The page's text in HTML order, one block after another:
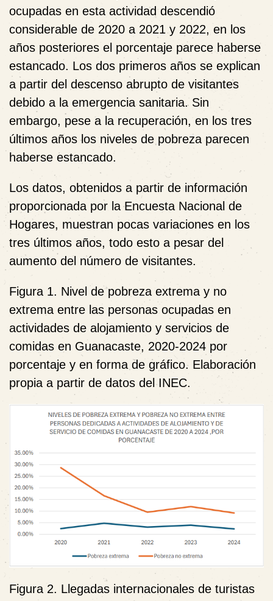
ocupadas en esta actividad descendió
considerable de 2020 a 2021 y 2022, en los
años posteriores el porcentaje parece haberse
estancado. Los dos primeros años se explican
a partir del descenso abrupto de visitantes
debido a la emergencia sanitaria. Sin
embargo, pese a la recuperación, en los tres
últimos años los niveles de pobreza parecen
haberse estancado.
Los datos, obtenidos a partir de información
proporcionada por la Encuesta Nacional de
Hogares, muestran pocas variaciones en los
tres últimos años, todo esto a pesar del
aumento del número de visitantes.
Figura 1. Nivel de pobreza extrema y no
extrema entre las personas ocupadas en
actividades de alojamiento y servicios de
comidas en Guanacaste, 2020-2024 por
porcentaje y en forma de gráfico. Elaboración
propia a partir de datos del INEC.
Figura 2. Llegadas internacionales de turistas